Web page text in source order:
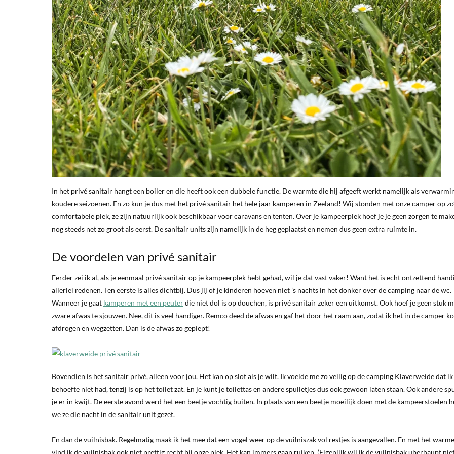
In het privé sanitair hangt een boiler en die heeft ook een dubbele functie. De warmte die hij afgeeft werkt namelijk als
koudere seizoenen. En zo kun je dus met het privé sanitair het hele jaar kamperen in Zeeland! Wij stonden met onze camper op
comfortabele plek, ze zijn natuurlijk ook beschikbaar voor caravans en tenten. Over je kampeerplek hoef je je geen zorgen te
nog steeds net zo groot als eerst. De sanitair units zijn namelijk in de heg geplaatst en nemen dus geen extra ruimte in.
De voordelen van privé sanitair
Eerder zei ik al, als je eenmaal privé sanitair op je kampeerplek hebt gehad, wil je dat vast vaker! Want het is echt ontzettend
allerlei redenen. Ten eerste is alles dichtbij. Dus jij of je kinderen hoeven niet ’s nachts in het donker over de camping naar de wc.
Wanneer je gaat kamperen met een peuterdie niet dol is op douchen, is privé sanitair zeker een uitkomst. Ook hoef je geen stuk
zware afwas te sjouwen. Nee, dit is veel handiger. Remco deed de afwas en gaf het door het raam aan, zodat ik het in de camper
afdrogen en wegzetten. Dan is de afwas zo gepiept!
Bovendien is het sanitair privé, alleen voor jou. Het kan op slot als je wilt. Ik voelde me zo veilig op de camping Klaverweide dat
behoefte niet had, tenzij is op het toilet zat. En je kunt je toilettas en andere spulletjes dus ook gewoon laten staan. Ook andere
je er in kwijt. De eerste avond werd het een beetje vochtig buiten. In plaats van een beetje moeilijk doen met de kampeerstoelen
we ze die nacht in de sanitair unit gezet.
En dan de vuilnisbak. Regelmatig maak ik het mee dat een vogel weer op de vuilniszak vol restjes is aangevallen. En met het